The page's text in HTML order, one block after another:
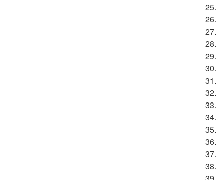
25.
26.
27.
28.
29.
30.
31.
32.
33.
34.
35.
36.
37.
38.